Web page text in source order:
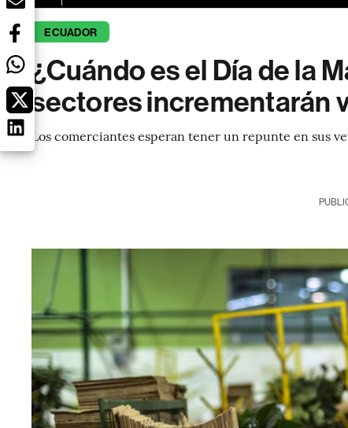
ECUADOR
¿Cuándo es el Día de la
sectores incrementarán
Los comerciantes esperan tener un repunte en sus